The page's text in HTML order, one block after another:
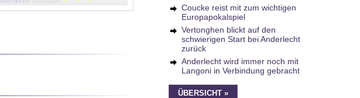
Coucke reist mit zum wichtigen
Europapokalspiel
Vertonghen blickt auf den
schwierigen Start bei Anderlecht
zurück
Anderlecht wird immer noch mit
Langoni in Verbindung gebracht
ÜBERSICHT »